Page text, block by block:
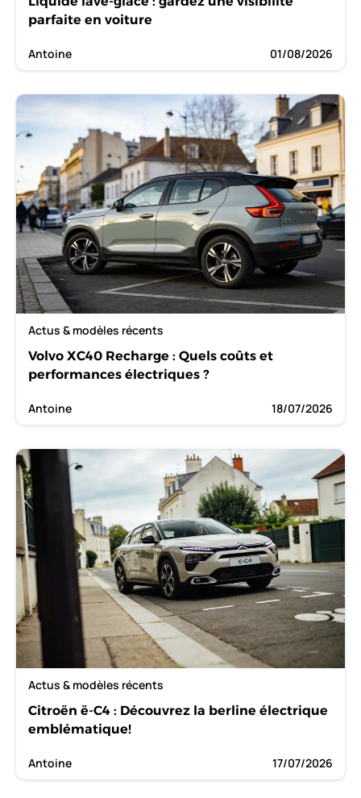
parfaite en voiture
Antoine 01/08/2026
Actus & modèles récents
Volvo XC40 Recharge : Quels coûts et
performances électriques ?
Antoine 18/07/2026
Actus & modèles récents
Citroën ë-C4 : Découvrez la berline électrique
emblématique!
Antoine 17/07/2026